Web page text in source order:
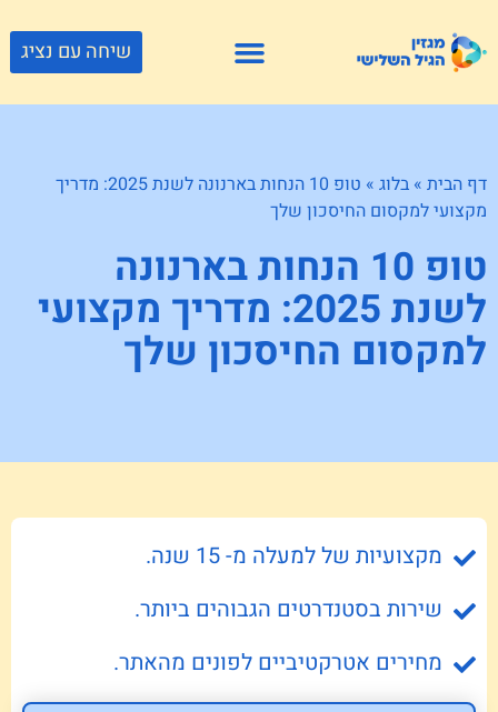
שיחה עם נציג
דף הבית » בלוג »
טופ 10 הנחות בארנונה לשנת 2025: מדריך
מקצועי למקסום החיסכון שלך
טופ 10 הנחות בארנונה
לשנת 2025: מדריך מקצועי
למקסום החיסכון שלך
מקצועיות של למעלה מ- 15 שנה.
שירות בסטנדרטים הגבוהים ביותר.
מחירים אטרקטיביים לפונים מהאתר.